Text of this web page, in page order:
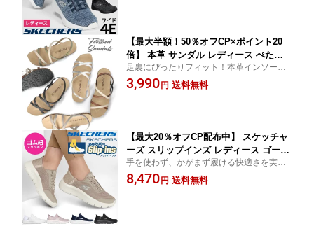
【最大半額！50％オフCP×ポイント20
倍】 本革 サンダル レディース ぺたん
こ レザーインソール つっかけ フットベ
ッド Parade 305 歩きやすい ストラップ
足裏にぴったりフィット！本革インソール
が気持ち良いサンダル。 カジュアル コンフ
ォートサンダル
3,990 円 送料無料
【最大20％オフCP配布中】 スケッチャ
ーズ スリップインズ レディース ゴーウ
ォーク フレックス グランドエントリー
124836 ハンズフリー スニーカー ウォー
手を使わず、かがまず履ける快適さを実感
してください。立ったま履ける 屈まず履け
る
8,470 円 送料無料